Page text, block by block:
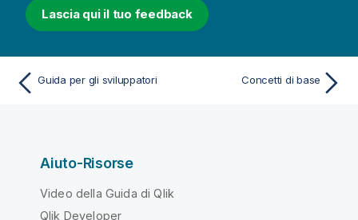
Lascia qui il tuo feedback
Guida per gli sviluppatori Concetti di base
Aiuto-Risorse
Video della Guida di Qlik
Qlik Developer